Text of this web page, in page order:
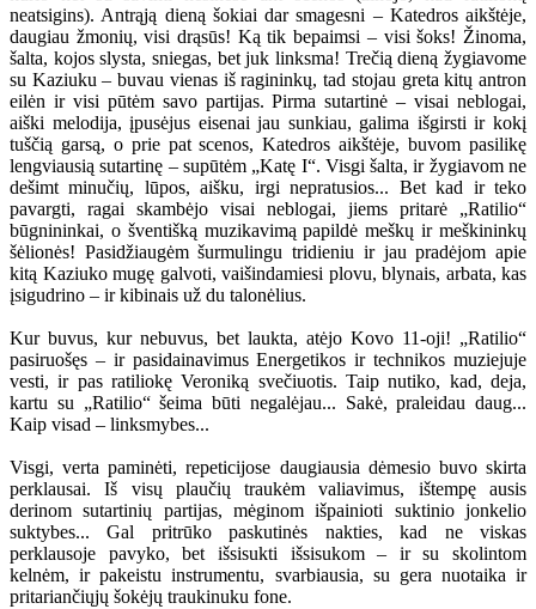
neatsigins). Antrąją dieną šokiai dar smagesni – Katedros aikštėje,
daugiau žmonių, visi drąsūs! Ką tik bepaimsi – visi šoks! Žinoma,
šalta, kojos slysta, sniegas, bet juk linksma! Trečią dieną žygiavome
su Kaziuku – buvau vienas iš ragininkų, tad stojau greta kitų antron
eilėn ir visi pūtėm savo partijas. Pirma sutartinė – visai neblogai,
aiški melodija, įpusėjus eisenai jau sunkiau, galima išgirsti ir kokį
tuščią garsą, o prie pat scenos, Katedros aikštėje, buvom pasilikę
lengviausią sutartinę – supūtėm „Katę I“. Visgi šalta, ir žygiavom ne
dešimt minučių, lūpos, aišku, irgi nepratusios... Bet kad ir teko
pavargti, ragai skambėjo visai neblogai, jiems pritarė „Ratilio“
būgnininkai, o šventišką muzikavimą papildė meškų ir meškininkų
šėlionės! Pasidžiaugėm šurmulingu tridieniu ir jau pradėjom apie
kitą Kaziuko mugę galvoti, vaišindamiesi plovu, blynais, arbata, kas
įsigudrino – ir kibinais už du talonėlius.
Kur buvus, kur nebuvus, bet laukta, atėjo Kovo 11-oji! „Ratilio“
pasiruošęs – ir pasidainavimus Energetikos ir technikos muziejuje
vesti, ir pas ratiliokę Veroniką svečiuotis. Taip nutiko, kad, deja,
kartu su „Ratilio“ šeima būti negalėjau... Sakė, praleidau daug...
Kaip visad – linksmybes...
Visgi, verta paminėti, repeticijose daugiausia dėmesio buvo skirta
perklausai. Iš visų plaučių traukėm valiavimus, ištempę ausis
derinom sutartinių partijas, mėginom išpainioti suktinio jonkelio
suktybes... Gal pritrūko paskutinės nakties, kad ne viskas
perklausoje pavyko, bet išsisukti išsisukom – ir su skolintom
kelnėm, ir pakeistu instrumentu, svarbiausia, su gera nuotaika ir
pritariančiųjų šokėjų traukinuku fone.